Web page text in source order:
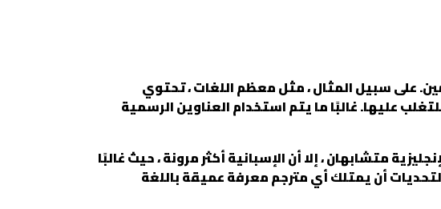
على سبيل المثال ، مثل معظم اللغات ، تحتوي
عليها. غالبًا ما يتم استخدام العناوين الرسمية
متشابهان ، إلا أن الإسبانية أكثر مرونة ، حيث غالبًا
أن يمتلك أي مترجم معرفة عميقة باللغة